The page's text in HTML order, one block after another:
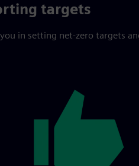
targets
in setting net-zero targets